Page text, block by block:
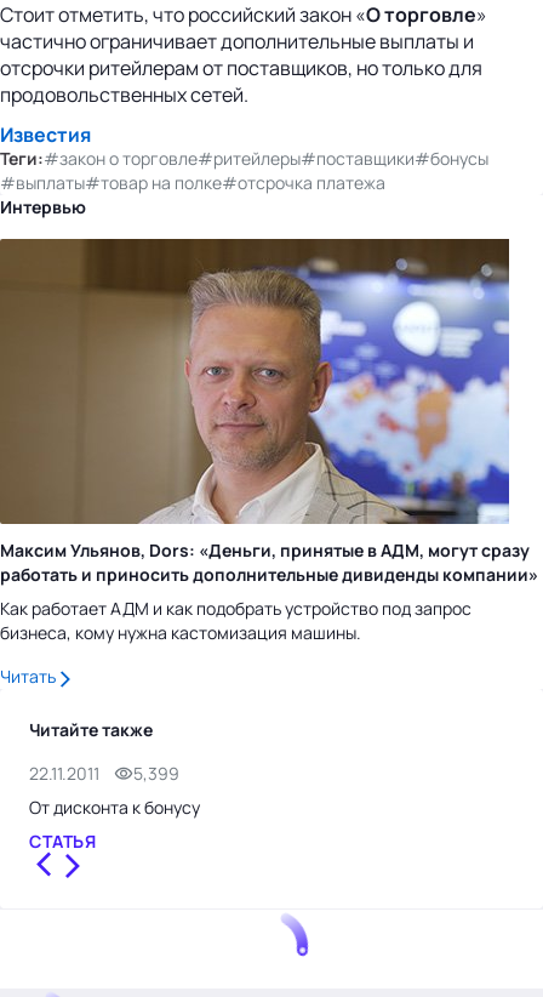
Стоит отметить, что российский закон «О торговле»
частично ограничивает дополнительные выплаты и
отсрочки ритейлерам от поставщиков, но только для
продовольственных сетей.
Известия
Теги:#закон о торговле#ритейлеры#поставщики#бонусы
#выплаты#товар на полке#отсрочка платежа
Интервью
Максим Ульянов, Dors: «Деньги, принятые в АДМ, могут сразу
работать и приносить дополнительные дивиденды компании»
Как работает АДМ и как подобрать устройство под запрос
бизнеса, кому нужна кастомизация машины.
Читать
Читайте также
22.11.2011
5,399
От дисконта к бонусу
СТАТЬЯ